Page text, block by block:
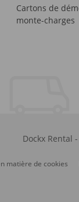
Cartons de
monte-charges
Dockx Rental -
matière de cookies